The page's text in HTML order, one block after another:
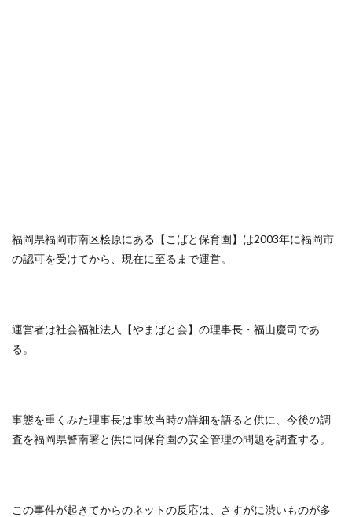
福岡県福岡市南区桧原にある【こばと保育園】は2003年に福岡市
の認可を受けてから、現在に至るまで運営。
運営者は社会福祉法人【やまばと会】の理事長・福山慶司であ
る。
事態を重くみた理事長は事故当時の詳細を語ると供に、今後の調
査を福岡県警南署と供に同保育園の安全管理の問題を調査する。
この事件が起きてからのネットの反応は、さすがに渋いものが多